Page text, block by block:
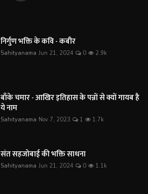
निर्गुण भक्ति के कवि - कबीर
Sahityanama Jun 21, 2024 0 2.9k
बाँके चमार - आखिर इतिहास के पन्नों से क्यों गायब है
ये नाम
Sahityanama Nov 7, 2023 1 1.7k
संत सहजोबाई की भक्ति साधना
Sahityanama Jun 21, 2024 0 1.1k